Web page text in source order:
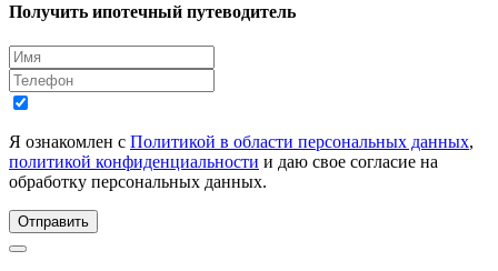
Получить ипотечный путеводитель
Я ознакомлен с Политикой в области персональных данных,
политикой конфиденциальности и даю свое согласие на
обработку персональных данных.
Отправить